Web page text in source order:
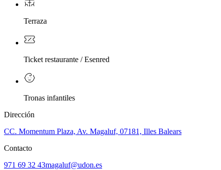
Terraza
Ticket restaurante / Esenred
Tronas infantiles
Dirección
CC. Momentum Plaza, Av. Magaluf, 07181, Illes Balears
Contacto
971 69 32 43magaluf@udon.es